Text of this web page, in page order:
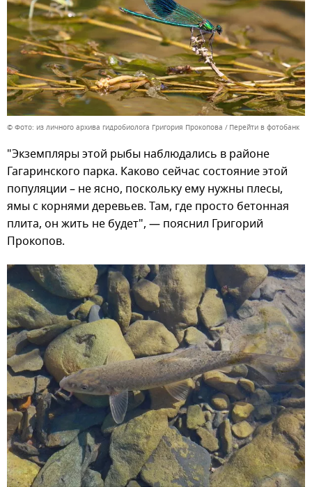
© Фото: из личного архива гидробиолога Григория Прокопова Перейти в фотобанк
"Экземпляры этой рыбы наблюдались в районе
Гагаринского парка. Каково сейчас состояние этой
популяции – не ясно, поскольку ему нужны плесы,
ямы с корнями деревьев. Там, где просто бетонная
плита, он жить не будет", — пояснил Григорий
Прокопов.